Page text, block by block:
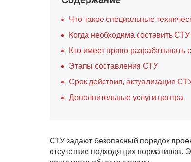
Что такое специальные
Когда необходима составить СТУ
Кто имеет право разрабатывать
Этапы составления СТУ
Срок действия, актуализация
Дополнительные услуги центра
СТУ задают безопасный порядок
отсутствие подходящих нормативов.